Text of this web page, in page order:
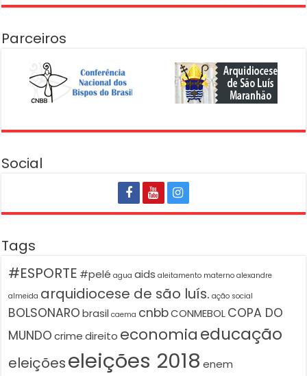
Parceiros
Social
Tags
#ESPORTE #pelé agua aids aleitamento materno alexandre
almeida arquidiocese de são luís. ação social
BOLSONARO brasil caema cnbbCONMEBOLCOPA DO
MUNDO crime direito economiaeducação
eleiçõeseleições 2018 enem